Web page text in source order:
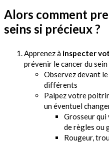
Alors comment
seins si précieux ?
Apprenez à inspecter
prévenir le cancer du sein
Observez devant
différents
Palpez votre
un éventuel
Grosseur qui
de règles ou
Rougeur,